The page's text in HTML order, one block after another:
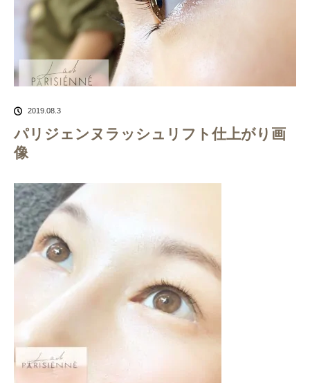
2019.08.3
パリジェンヌラッシュリフト仕上がり画
像